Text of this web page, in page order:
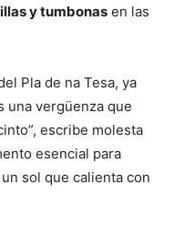
y tumbonas en las
Pla de na Tesa, ya
una vergüenza que
escribe molesta
esencial para
sol que calienta con